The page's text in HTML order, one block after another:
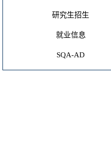
研究生招生
就业信息
SQA-AD